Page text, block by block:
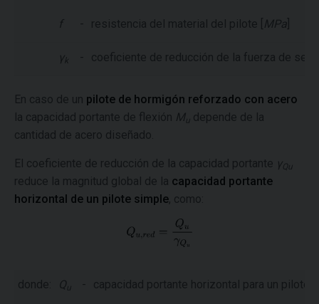
f - resistencia del material del pilote [ MPa
γ k - coeficiente de reducción de la fuerza de
En caso de un pilote de hormigón reforzado con acero
la capacidad portante de flexión Mu depende de la
cantidad de acero diseñado.
El coeficiente de reducción de la capacidad portante γ Qu
reduce la magnitud global de la capacidad portante
horizontal de un pilote simple, como:
donde: Qu - capacidad portante horizontal para un pilote [